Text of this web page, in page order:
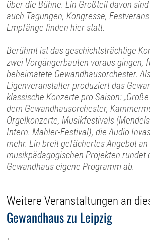
über die Bühne. Ein Großteil davon
auch Tagungen, Kongresse,
Empfänge finden hier statt.
Berühmt ist das geschichtsträchtige
zwei Vorgängerbauten voraus gingen,
beheimatete Gewandhausorchester.
Eigenveranstalter produziert das
klassische Konzerte pro Saison:
dem Gewandhausorchester,
Orgelkonzerte, Musikfestivals
Intern. Mahler-Festival), die Audio
mehr. Ein breit gefächertes Angebot an
musikpädagogischen Projekten rundet
Gewandhaus eigene Programm ab.
Weitere Veranstaltungen an
Gewandhaus zu Leipzig